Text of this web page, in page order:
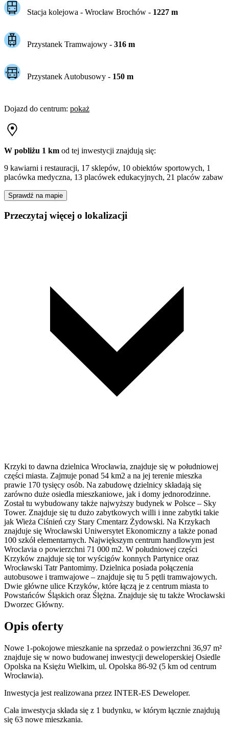
Stacja kolejowa - Wrocław Brochów- 1227m
Przystanek Tramwajowy - 316m
Przystanek Autobusowy - 150m
Dojazd do centrum: pokaż
W pobliżu 1 km od tej inwestycji znajdują się:
9 kawiarni i restauracji, 17 sklepów, 10 obiektów sportowych, 1
placówka medyczna, 13 placówek edukacyjnych, 21 placów zabaw
Sprawdź na mapie
Przeczytaj więcej o lokalizacji
Krzyki to dawna dzielnica Wrocławia, znajduje się w południowej
części miasta. Zajmuje ponad 54 km2 a na jej terenie mieszka
prawie 170 tysięcy osób. Na zabudowę dzielnicy składają się
zarówno duże osiedla mieszkaniowe, jak i domy jednorodzinne.
Został tu wybudowany także najwyższy budynek w Polsce – Sky
Tower. Znajduje się tu dużo zabytkowych willi i inne zabytki takie
jak Wieża Ciśnień czy Stary Cmentarz Żydowski. Na Krzykach
znajduje się Wrocławski Uniwersytet Ekonomiczny a także ponad
100 szkół elementarnych. Największym centrum handlowym jest
Wroclavia o powierzchni 71 000 m2. W południowej części
Krzyków znajduje się tor wyścigów konnych Partynice oraz
Wrocławski Tatr Pantomimy. Dzielnica posiada połączenia
autobusowe i tramwajowe – znajduje się tu 5 pętli tramwajowych.
Dwie główne ulice Krzyków, które łączą je z centrum miasta to
Powstańców Śląskich oraz Ślężna. Znajduje się tu także Wrocławski
Dworzec Główny.
Opis oferty
Nowe 1-pokojowe mieszkanie na sprzedaż o powierzchni 36,97 m²
znajduje się w nowo budowanej inwestycji deweloperskiej Osiedle
Opolska na Księżu Wielkim, ul. Opolska 86-92 (5 km od centrum
Wrocławia).
Inwestycja jest realizowana przez INTER-ES Deweloper.
Cała inwestycja składa się z 1 budynku, w którym łącznie znajdują
się 63 nowe mieszkania.